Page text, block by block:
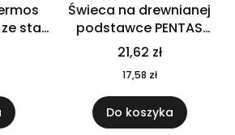
stali
Świeca na drewnianej
podstawce PENTAS
MO6282-40
21,62 zł
17,58 zł
Do koszyka